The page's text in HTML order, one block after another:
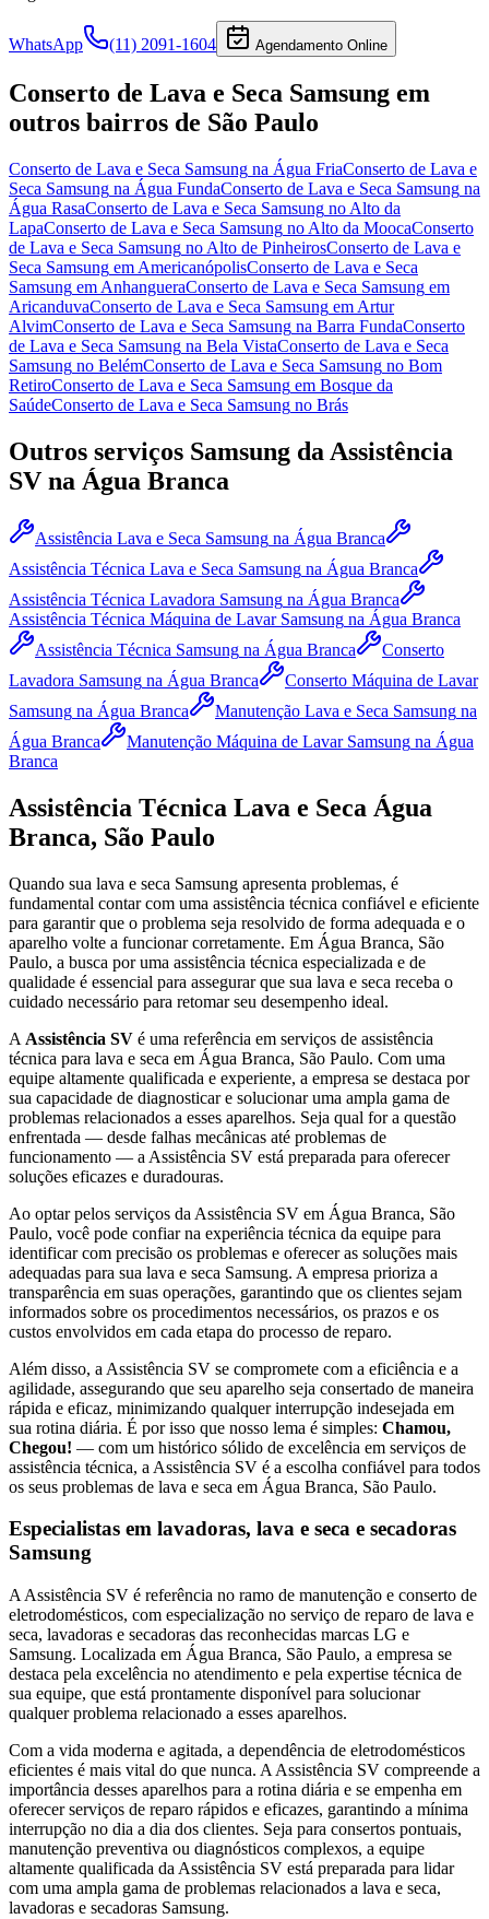
WhatsApp (11) 2091-1604 Agendamento Online
Conserto de Lava e Seca Samsung em
outros bairros de São Paulo
Conserto de Lava e Seca Samsung na Água FriaConserto de Lava e
Seca Samsung na Água FundaConserto de Lava e Seca Samsung na
Água RasaConserto de Lava e Seca Samsung no Alto da
LapaConserto de Lava e Seca Samsung no Alto da MoocaConserto
de Lava e Seca Samsung no Alto de PinheirosConserto de Lava e
Seca Samsung em AmericanópolisConserto de Lava e Seca
Samsung em AnhangueraConserto de Lava e Seca Samsung em
AricanduvaConserto de Lava e Seca Samsung em Artur
AlvimConserto de Lava e Seca Samsung na Barra FundaConserto
de Lava e Seca Samsung na Bela VistaConserto de Lava e Seca
Samsung no BelémConserto de Lava e Seca Samsung no Bom
RetiroConserto de Lava e Seca Samsung em Bosque da
SaúdeConserto de Lava e Seca Samsung no Brás
Outros serviços Samsung da Assistência
SV na Água Branca
Assistência Lava e Seca Samsung na Água Branca
Assistência Técnica Lava e Seca Samsung na Água Branca
Assistência Técnica Lavadora Samsung na Água Branca
Assistência Técnica Máquina de Lavar Samsung na Água Branca
Assistência Técnica Samsung na Água Branca
Conserto
Lavadora Samsung na Água Branca
Conserto Máquina de Lavar
Samsung na Água Branca Manutenção Lava e Seca Samsung na
Água Branca
Manutenção Máquina de Lavar Samsung na Água
Branca
Assistência Técnica Lava e Seca Água
Branca, São Paulo
Quando sua lava e seca Samsung apresenta problemas, é
fundamental contar com uma assistência técnica confiável e eficiente
para garantir que o problema seja resolvido de forma adequada e o
aparelho volte a funcionar corretamente. Em Água Branca, São
Paulo, a busca por uma assistência técnica especializada e de
qualidade é essencial para assegurar que sua lava e seca receba o
cuidado necessário para retomar seu desempenho ideal.
A Assistência SV é uma referência em serviços de assistência
técnica para lava e seca em Água Branca, São Paulo. Com uma
equipe altamente qualificada e experiente, a empresa se destaca por
sua capacidade de diagnosticar e solucionar uma ampla gama de
problemas relacionados a esses aparelhos. Seja qual for a questão
enfrentada — desde falhas mecânicas até problemas de
funcionamento — a Assistência SV está preparada para oferecer
soluções eficazes e duradouras.
Ao optar pelos serviços da Assistência SV em Água Branca, São
Paulo, você pode confiar na experiência técnica da equipe para
identificar com precisão os problemas e oferecer as soluções mais
adequadas para sua lava e seca Samsung. A empresa prioriza a
transparência em suas operações, garantindo que os clientes sejam
informados sobre os procedimentos necessários, os prazos e os
custos envolvidos em cada etapa do processo de reparo.
Além disso, a Assistência SV se compromete com a eficiência e a
agilidade, assegurando que seu aparelho seja consertado de maneira
rápida e eficaz, minimizando qualquer interrupção indesejada em
sua rotina diária. É por isso que nosso lema é simples: Chamou,
Chegou! — com um histórico sólido de excelência em serviços de
assistência técnica, a Assistência SV é a escolha confiável para todos
os seus problemas de lava e seca em Água Branca, São Paulo.
Especialistas em lavadoras, lava e seca e secadoras
Samsung
A Assistência SV é referência no ramo de manutenção e conserto de
eletrodomésticos, com especialização no serviço de reparo de lava e
seca, lavadoras e secadoras das reconhecidas marcas LG e
Samsung. Localizada em Água Branca, São Paulo, a empresa se
destaca pela excelência no atendimento e pela expertise técnica de
sua equipe, que está prontamente disponível para solucionar
qualquer problema relacionado a esses aparelhos.
Com a vida moderna e agitada, a dependência de eletrodomésticos
eficientes é mais vital do que nunca. A Assistência SV compreende a
importância desses aparelhos para a rotina diária e se empenha em
oferecer serviços de reparo rápidos e eficazes, garantindo a mínima
interrupção no dia a dia dos clientes. Seja para consertos pontuais,
manutenção preventiva ou diagnósticos complexos, a equipe
altamente qualificada da Assistência SV está preparada para lidar
com uma ampla gama de problemas relacionados a lava e seca,
lavadoras e secadoras Samsung.